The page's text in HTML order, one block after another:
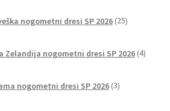
nogometni dresi SP 2026 25izdelkov
Zelandija nogometni dresi SP 2026 4izdelki
nogometni dresi SP 2026 3izdelki